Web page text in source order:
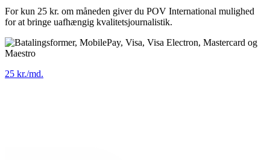
For kun 25 kr. om måneden giver du POV International mulighed
for at bringe uafhængig kvalitetsjournalistik.
25 kr./md.